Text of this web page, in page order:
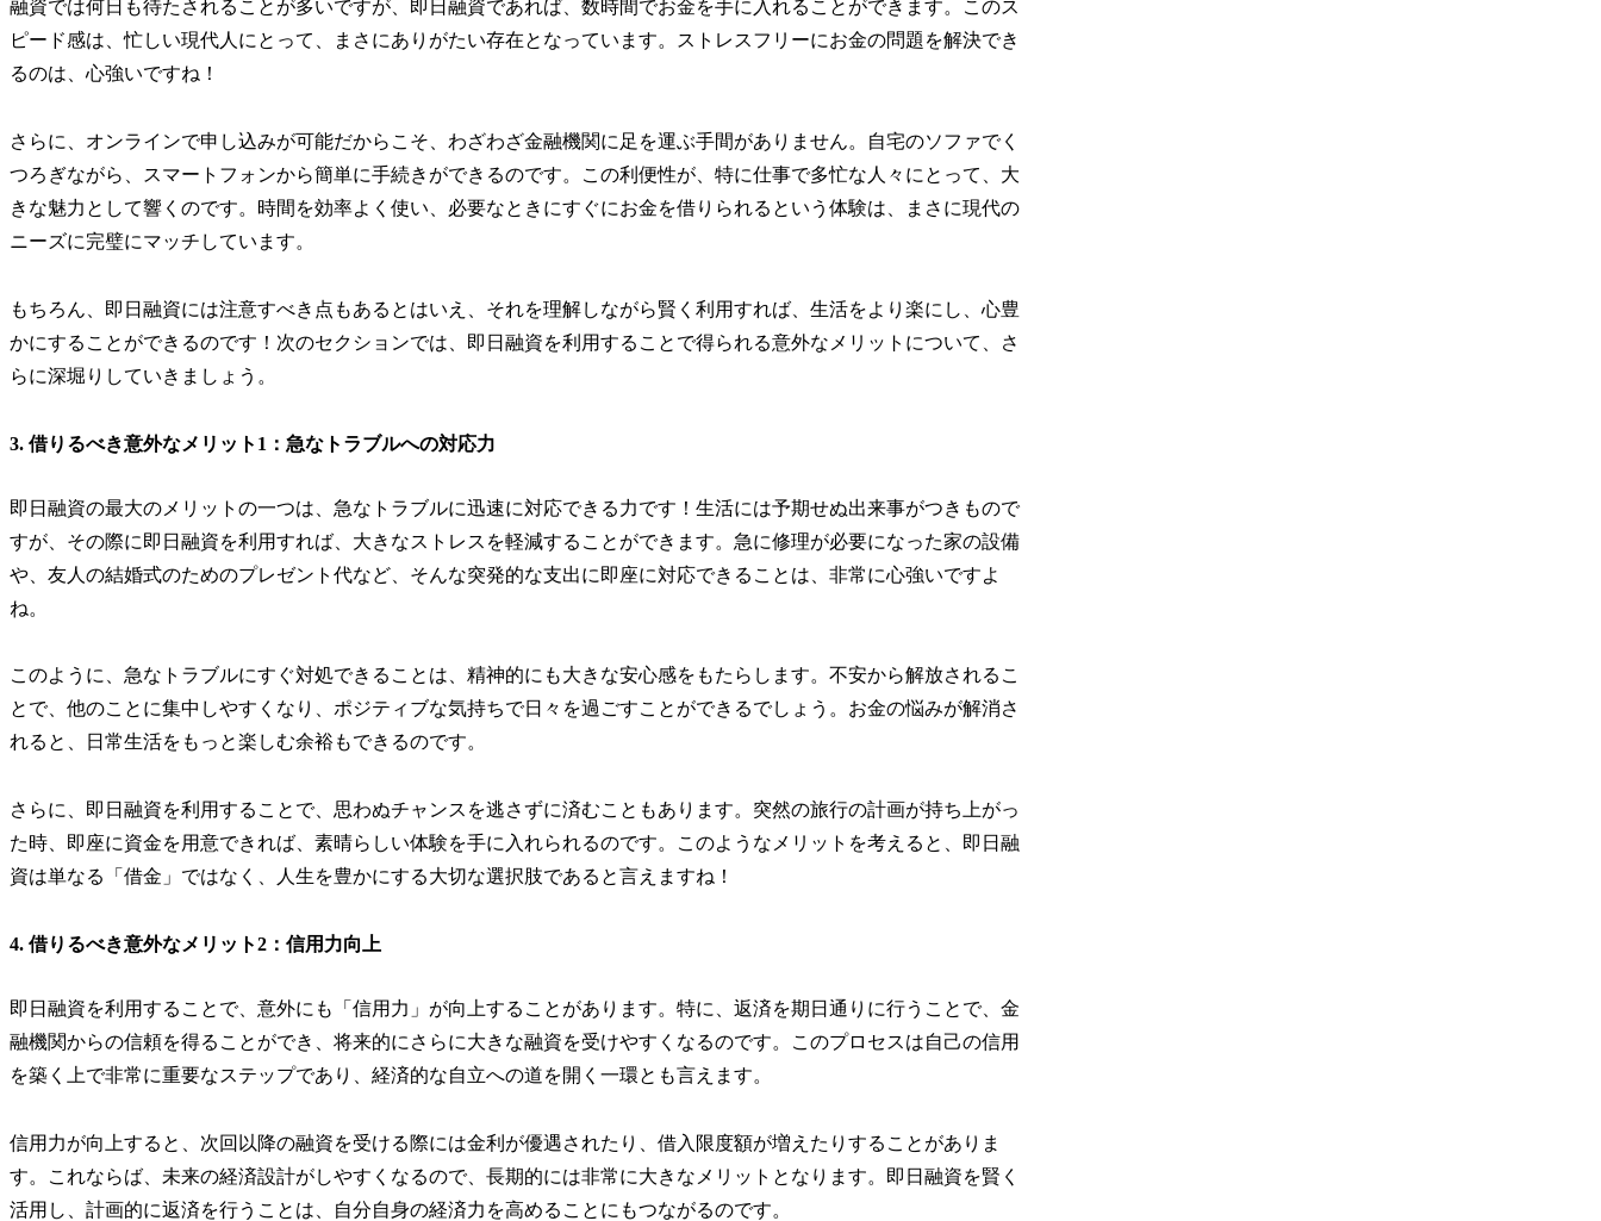
融資では何日も待たされることが多いですが、即日融資であれば、数時間でお金を手に入れることができます。このス
ピード感は、忙しい現代人にとって、まさにありがたい存在となっています。ストレスフリーにお金の問題を解決でき
るのは、心強いですね！
さらに、オンラインで申し込みが可能だからこそ、わざわざ金融機関に足を運ぶ手間がありません。自宅のソファでく
つろぎながら、スマートフォンから簡単に手続きができるのです。この利便性が、特に仕事で多忙な人々にとって、大
きな魅力として響くのです。時間を効率よく使い、必要なときにすぐにお金を借りられるという体験は、まさに現代の
ニーズに完璧にマッチしています。
もちろん、即日融資には注意すべき点もあるとはいえ、それを理解しながら賢く利用すれば、生活をより楽にし、心豊
かにすることができるのです！次のセクションでは、即日融資を利用することで得られる意外なメリットについて、さ
らに深堀りしていきましょう。
3. 借りるべき意外なメリット1：急なトラブルへの対応力
即日融資の最大のメリットの一つは、急なトラブルに迅速に対応できる力です！生活には予期せぬ出来事がつきもので
すが、その際に即日融資を利用すれば、大きなストレスを軽減することができます。急に修理が必要になった家の設備
や、友人の結婚式のためのプレゼント代など、そんな突発的な支出に即座に対応できることは、非常に心強いですよ
ね。
このように、急なトラブルにすぐ対処できることは、精神的にも大きな安心感をもたらします。不安から解放されるこ
とで、他のことに集中しやすくなり、ポジティブな気持ちで日々を過ごすことができるでしょう。お金の悩みが解消さ
れると、日常生活をもっと楽しむ余裕もできるのです。
さらに、即日融資を利用することで、思わぬチャンスを逃さずに済むこともあります。突然の旅行の計画が持ち上がっ
た時、即座に資金を用意できれば、素晴らしい体験を手に入れられるのです。このようなメリットを考えると、即日融
資は単なる「借金」ではなく、人生を豊かにする大切な選択肢であると言えますね！
4. 借りるべき意外なメリット2：信用力向上
即日融資を利用することで、意外にも「信用力」が向上することがあります。特に、返済を期日通りに行うことで、金
融機関からの信頼を得ることができ、将来的にさらに大きな融資を受けやすくなるのです。このプロセスは自己の信用
を築く上で非常に重要なステップであり、経済的な自立への道を開く一環とも言えます。
信用力が向上すると、次回以降の融資を受ける際には金利が優遇されたり、借入限度額が増えたりすることがありま
す。これならば、未来の経済設計がしやすくなるので、長期的には非常に大きなメリットとなります。即日融資を賢く
活用し、計画的に返済を行うことは、自分自身の経済力を高めることにもつながるのです。